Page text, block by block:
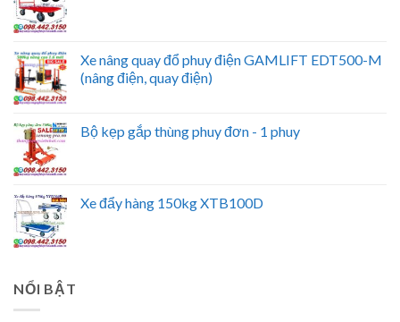
Xe nâng quay đổ phuy điện GAMLIFT EDT500-M
(nâng điện, quay điện)
Bộ kẹp gắp thùng phuy đơn - 1 phuy
Xe đẩy hàng 150kg XTB100D
NỔI BẬT